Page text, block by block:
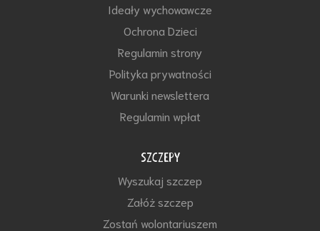
Ideały wychowawcze
Ochrona Dzieci
Regulamin strony
Polityka prywatności
Warunki newslettera
Regulamin wpłat
SZCZEPY
Wyszukaj szczep
Załóż szczep
Zostań wolontariuszem